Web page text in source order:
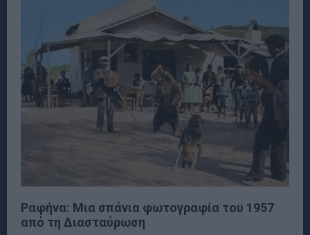
Ραφήνα: Μια σπάνια φωτογραφία του 1957
από τη Διασταύρωση